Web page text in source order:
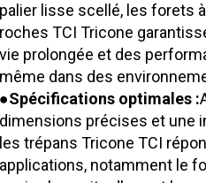
palier lisse scellé, les forets
roches TCI Tricone
vie prolongée et des
même dans des
●Spécifications optimales :
dimensions précises et une
les trépans Tricone TCI
applications, notamment le